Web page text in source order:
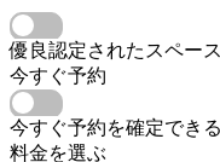
優良認定されたスペー
今すぐ予約
今すぐ予約を確定でき
料金を選ぶ